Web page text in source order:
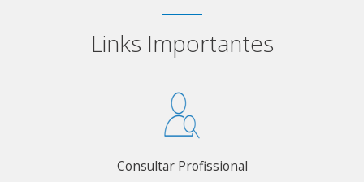
Links Importantes
Consultar Profissional